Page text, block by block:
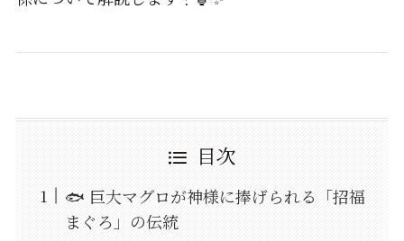
目次
🐟 巨大マグロが神様に捧げられる「招福
まぐろ」の伝統